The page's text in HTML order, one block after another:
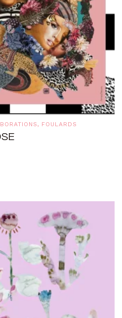
, FOULARDS